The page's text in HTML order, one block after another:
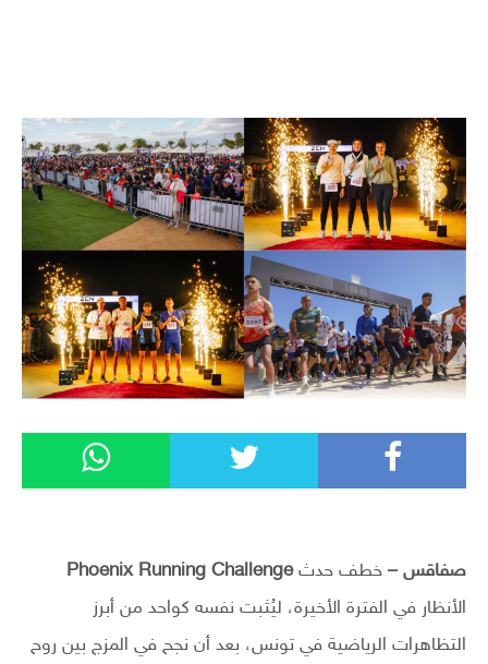
صفاقس – خطف حدثPhoenix Running Challenge
الأنظار في الفترة الأخيرة، ليُثبت نفسه كواحد من أبرز
التظاهرات الرياضية في تونس، بعد أن نجح في المزج بين روح